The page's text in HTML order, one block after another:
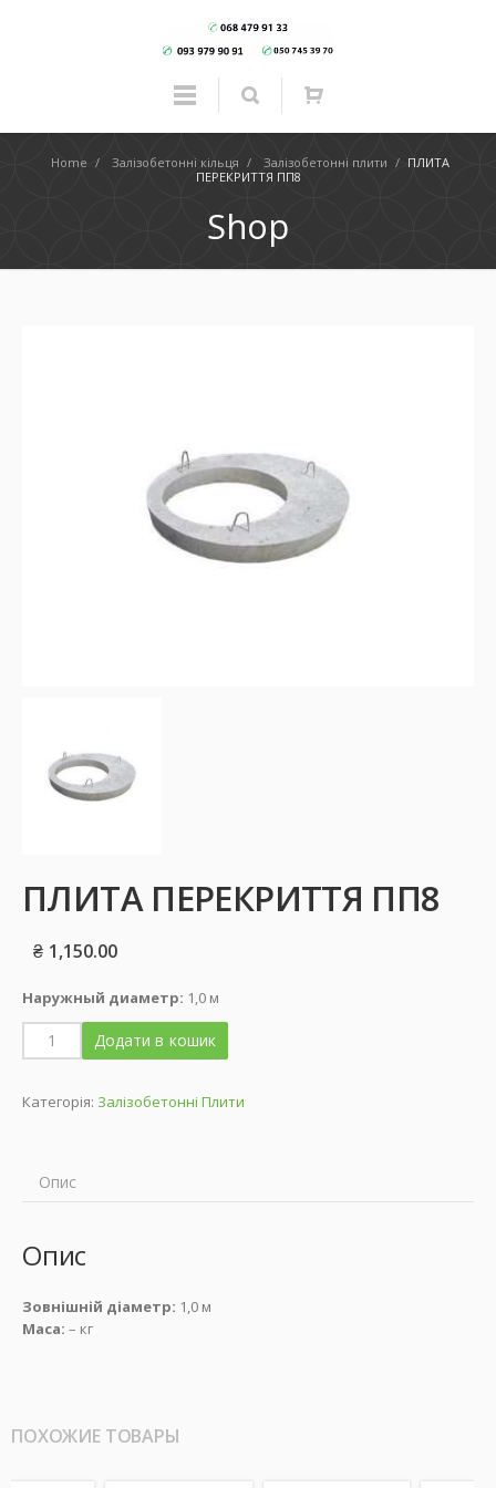
Home / Залізобетонні кільця / Залізобетонні плити / ПЛИТА
ПЕРЕКРИТТЯ ПП8
Shop
ПЛИТА ПЕРЕКРИТТЯ ПП8
₴ 1,150.00
Наружный диаметр: 1,0 м
Додати в кошик
Категорія: Залізобетонні Плити
Опис
Опис
Зовнішній діаметр: 1,0 м
Маса: – кг
ПОХОЖИЕ ТОВАРЫ